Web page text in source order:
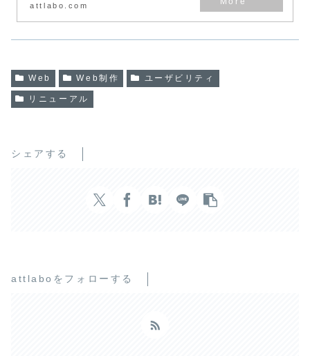
attlabo.com
Web Web制作 ユーザビリティ
リニューアル
シェアする
attlaboをフォローする